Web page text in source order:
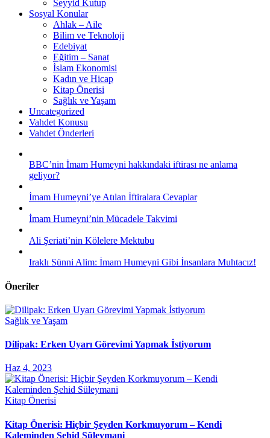
Seyyid Kutup
Sosyal Konular
Ahlak – Aile
Bilim ve Teknoloji
Edebiyat
Eğitim – Sanat
İslam Ekonomisi
Kadın ve Hicap
Kitap Önerisi
Sağlık ve Yaşam
Uncategorized
Vahdet Konusu
Vahdet Önderleri
BBC’nin İmam Humeyni hakkındaki iftirası ne anlama
geliyor?
İmam Humeyni’ye Atılan İftiralara Cevaplar
İmam Humeyni’nin Mücadele Takvimi
Ali Şeriati’nin Kölelere Mektubu
Iraklı Sünni Alim: İmam Humeyni Gibi İnsanlara Muhtacız!
Öneriler
Sağlık ve Yaşam
Dilipak: Erken Uyarı Görevimi Yapmak İstiyorum
Haz 4, 2023
Kitap Önerisi
Kitap Önerisi: Hiçbir Şeyden Korkmuyorum – Kendi
Kaleminden Şehid Süleymani